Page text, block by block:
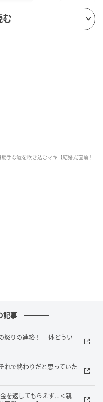
む
手な嘘を吹き込むマキ【結婚式直前！
記事
怒りの連絡！ 一体どうい
れで終わりだと思っていた
を返してもらえず…＜親